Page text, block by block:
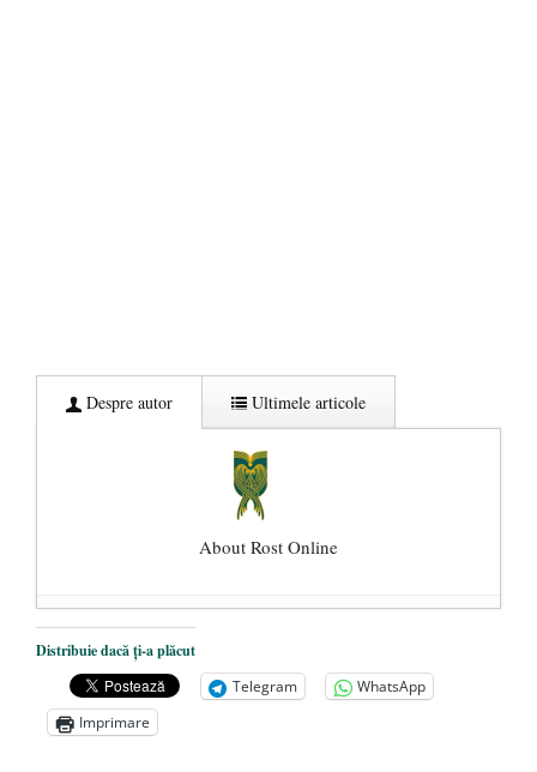
Despre autor Ultimele articole
About Rost Online
Dezvăluiri cutremurătoare despre
președintele Ucrainei, Volodymyr
Zelensky
- 13 mai 2026
Statul care servește Națiunea
Distribuie dacă ți-a plăcut
Telegram
WhatsApp
Imprimare